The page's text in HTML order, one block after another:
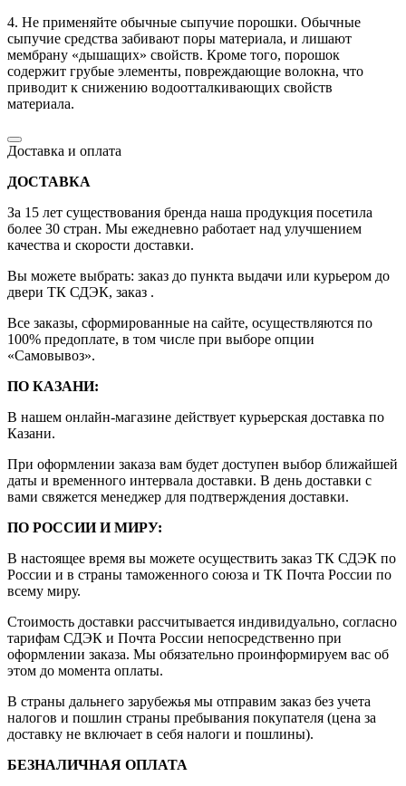
4. Не применяйте обычные сыпучие порошки. Обычные
сыпучие средства забивают поры материала, и лишают
мембрану «дышащих» свойств. Кроме того, порошок
содержит грубые элементы, повреждающие волокна, что
приводит к снижению водоотталкивающих свойств
материала.
Доставка и оплата
ДОСТАВКА
За 15 лет существования бренда наша продукция посетила
более 30 стран. Мы ежедневно работает над улучшением
качества и скорости доставки.
Вы можете выбрать: заказ до пункта выдачи или курьером до
двери ТК СДЭК, заказ .
Все заказы, сформированные на сайте, осуществляются по
100% предоплате, в том числе при выборе опции
«Самовывоз».
ПО КАЗАНИ:
В нашем онлайн-магазине действует курьерская доставка по
Казани.
При оформлении заказа вам будет доступен выбор ближайшей
даты и временного интервала доставки. В день доставки с
вами свяжется менеджер для подтверждения доставки.
ПО РОССИИ И МИРУ:
В настоящее время вы можете осуществить заказ ТК СДЭК по
России и в страны таможенного союза и ТК Почта России по
всему миру.
Стоимость доставки рассчитывается индивидуально, согласно
тарифам СДЭК и Почта России непосредственно при
оформлении заказа. Мы обязательно проинформируем вас об
этом до момента оплаты.
В страны дальнего зарубежья мы отправим заказ без учета
налогов и пошлин страны пребывания покупателя (цена за
доставку не включает в себя налоги и пошлины).
БЕЗНАЛИЧНАЯ ОПЛАТА